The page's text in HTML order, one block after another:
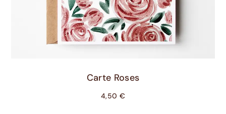
Ajouter Au Panier
Carte Roses
4,50 €